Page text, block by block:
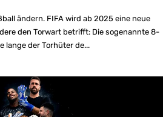
ändern. FIFA wird ab 2025 eine neue
den Torwart betrifft: Die sogenannte 8-
lange der Torhüter de...